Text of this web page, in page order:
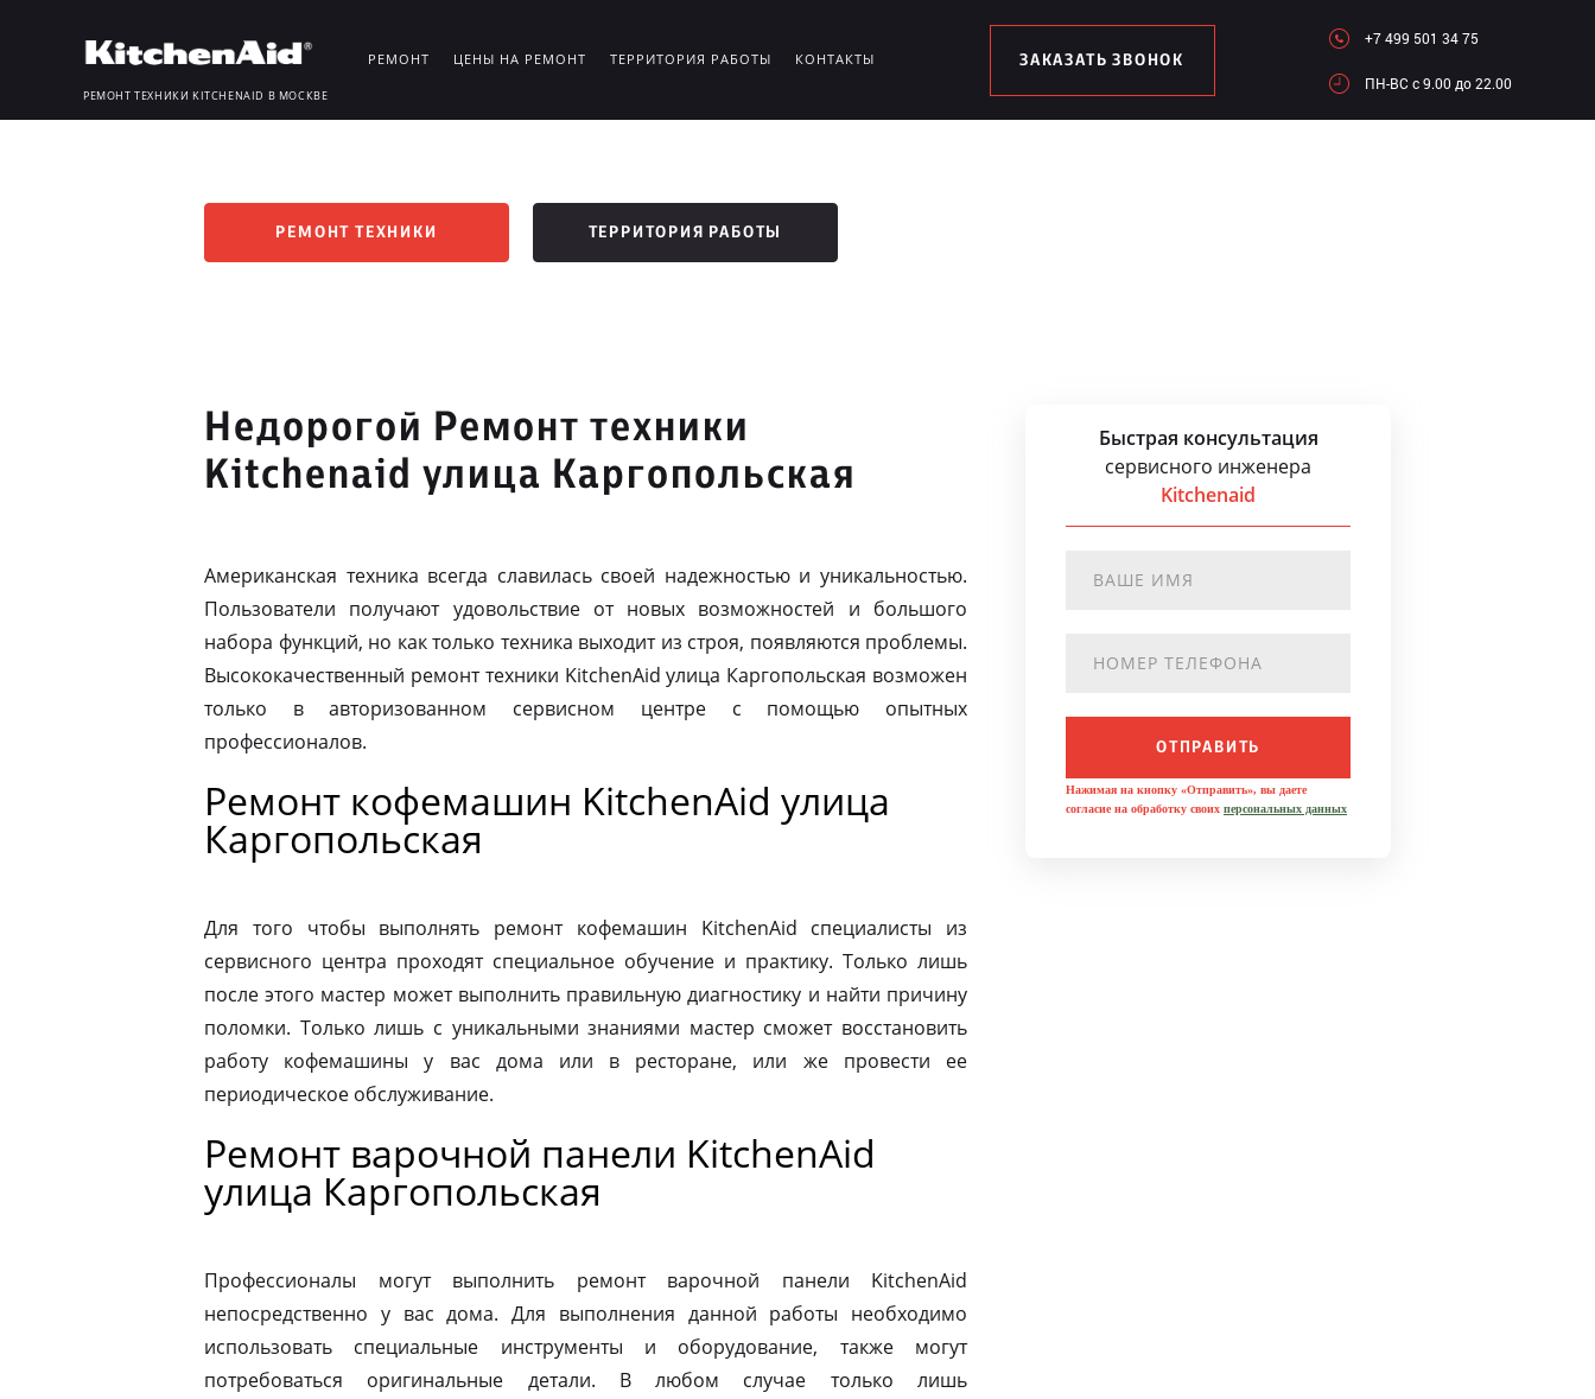
РЕМОНТ ТЕХНИКИ KITCHENAID В МОСКВЕ
РЕМОНТ ЦЕНЫ НА РЕМОНТ ТЕРРИТОРИЯ РАБОТЫ КОНТАКТЫ ЗАКАЗАТЬ ЗВОНОК
+7 499 501 34 75
ПН-ВC c 9.00 до 22.00
РЕМОНТ ТЕХНИКИ ТЕРРИТОРИЯ РАБОТЫ
Недорогой Ремонт техники
Kitchenaid улица Каргопольская
Американская техника всегда славилась своей надежностью и уникальностью.
Пользователи получают удовольствие от новых возможностей и большого
набора функций, но как только техника выходит из строя, появляются проблемы.
Высококачественный ремонт техники KitchenAid улица Каргопольская возможен
только в авторизованном сервисном центре с помощью опытных
профессионалов.
Ремонт кофемашин KitchenAid улица
Каргопольская
Для того чтобы выполнять ремонт кофемашин KitchenAid специалисты из
сервисного центра проходят специальное обучение и практику. Только лишь
после этого мастер может выполнить правильную диагностику и найти причину
поломки. Только лишь с уникальными знаниями мастер сможет восстановить
работу кофемашины у вас дома или в ресторане, или же провести ее
периодическое обслуживание.
Ремонт варочной панели KitchenAid
улица Каргопольская
Профессионалы могут выполнить ремонт варочной панели KitchenAid
непосредственно у вас дома. Для выполнения данной работы необходимо
использовать специальные инструменты и оборудование, также могут
потребоваться оригинальные детали. В любом случае только лишь
Быстрая консультация
сервисного инженера
Kitchenaid
ОТПРАВИТЬ
Нажимая на кнопку «Отправить», вы даете
согласие на обработку своих персональных данных